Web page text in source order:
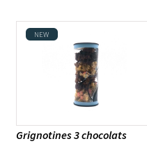
Les produits à
NEW
Grignotines 3 chocolats